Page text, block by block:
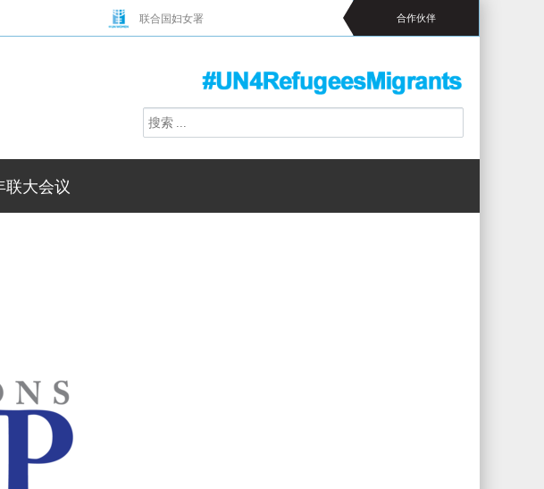
联合国妇女署 合作伙伴
搜
索
表
搜
索
联大会议